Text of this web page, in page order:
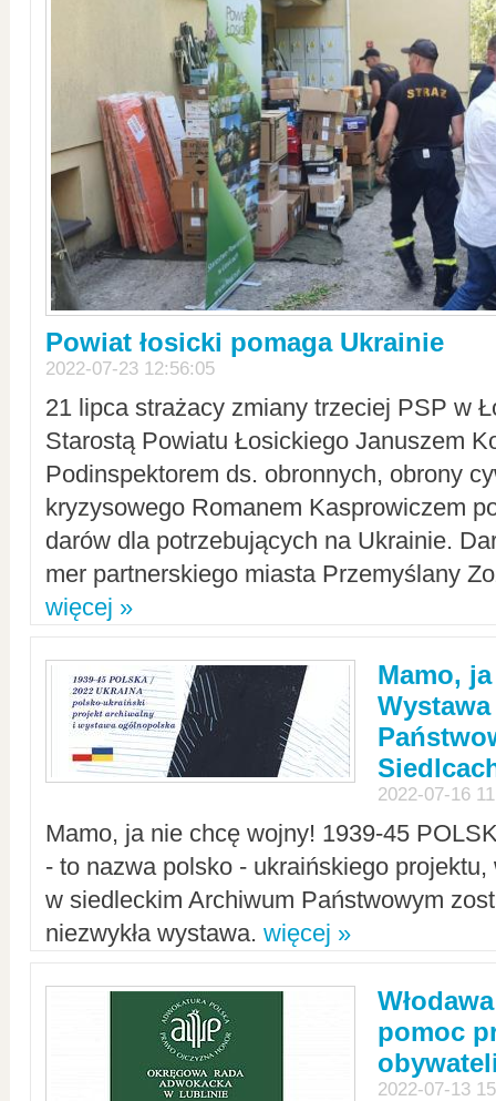
Powiat łosicki pomaga Ukrainie
2022-07-23 12:56:05
21 lipca strażacy zmiany trzeciej PSP w
Starostą Powiatu Łosickiego Januszem
Podinspektorem ds. obronnych, obrony
kryzysowego Romanem Kasprowiczem
darów dla potrzebujących na Ukrainie.
mer partnerskiego miasta Przemyślany
więcej »
Mamo,
2022-07-16
Mamo, ja nie chcę wojny! 1939-45
- to nazwa polsko - ukraińskiego
w siedleckim Archiwum Państwowym
niezwykła wystawa. więcej »
pomoc
2022-07-13